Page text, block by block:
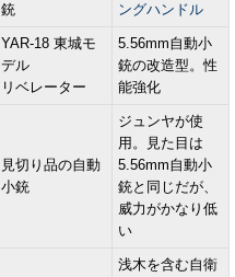
銃
ングハンドル
YAR-18 東城モ
デル
リベレーター
5.56mm自動小
銃の改造型。性
能強化
見切り品の自動
小銃
ジュンヤが使
用。見た目は
5.56mm自動小
銃と同じだが、
威力がかなり低
い
浅木を含む自衛